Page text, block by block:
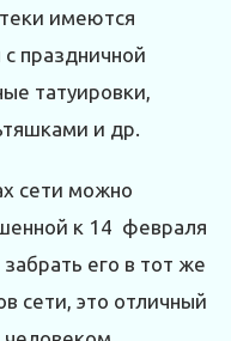
имеются
праздничной
татуировки,
и др.
сети можно
к 14 февраля
его в тот же
сети, это отличный